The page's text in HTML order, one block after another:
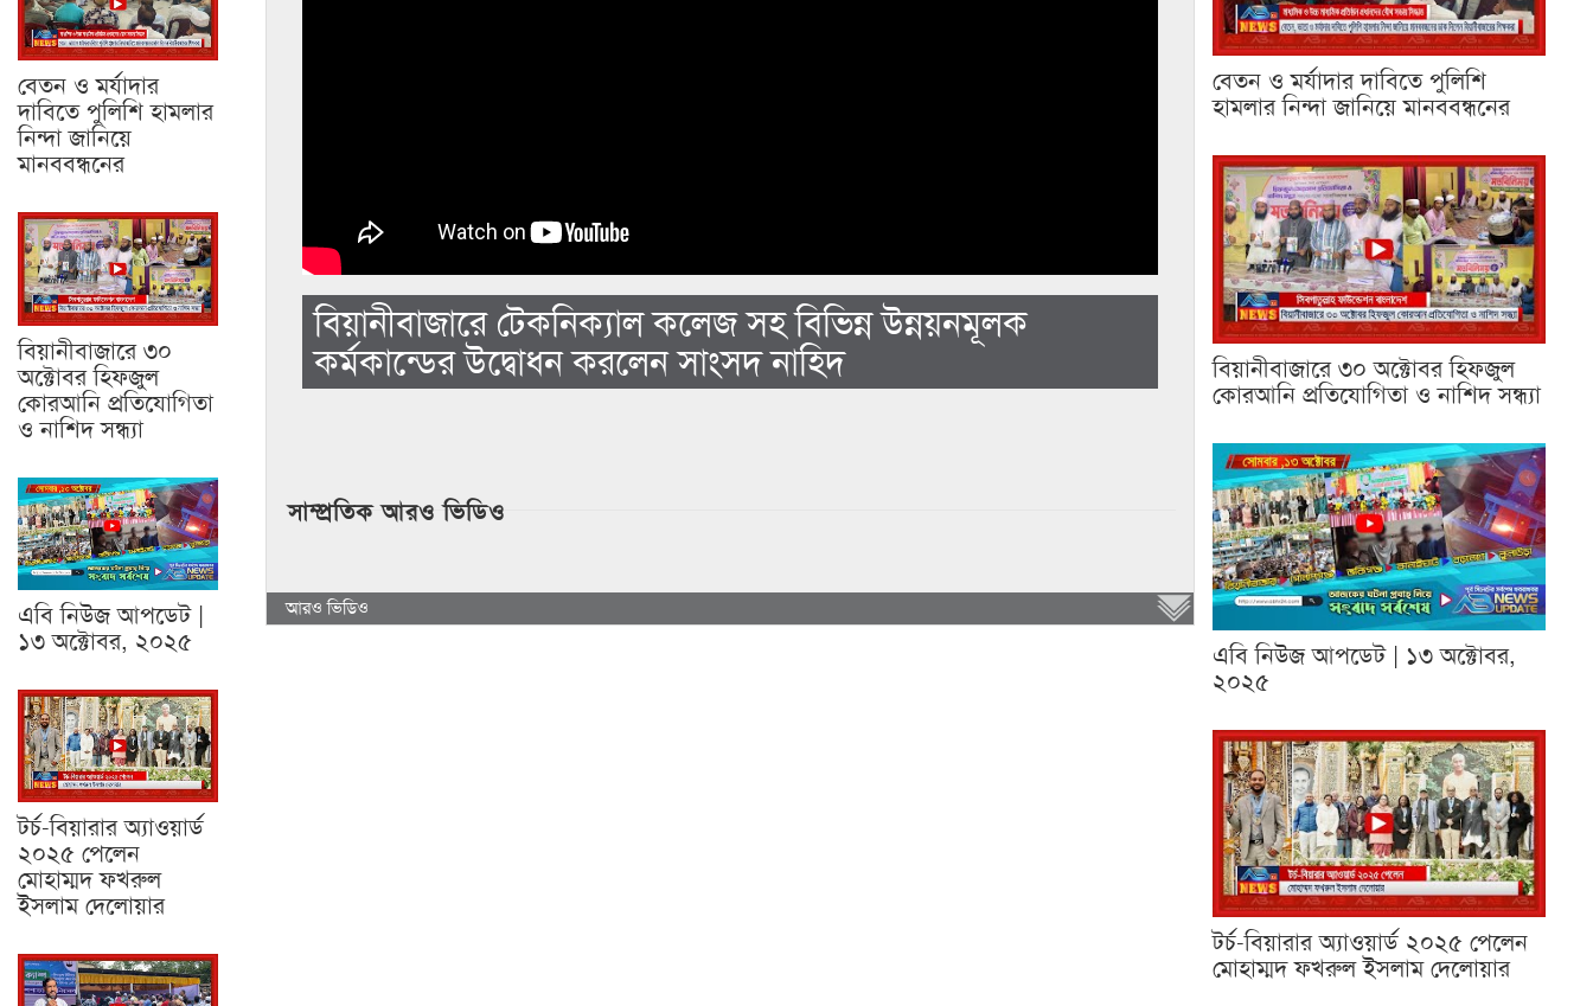
বেতন ও মর্যাদার
দাবিতে পুলিশি হামলার
নিন্দা জানিয়ে
মানববন্ধনের
বিয়ানীবাজারে ৩০
অক্টোবর হিফজুল
কোরআনি প্রতিযোগিতা
ও নাশিদ সন্ধ্যা
এবি নিউজ আপডেট |
১৩ অক্টোবর, ২০২৫
টর্চ-বিয়ারার অ্যাওয়ার্ড
২০২৫ পেলেন
মোহাম্মদ ফখরুল
ইসলাম দেলোয়ার
বিয়ানীবাজারে টেকনিক্যাল কলেজ সহ বিভিন্ন উন্নয়নমূলক
কর্মকান্ডের উদ্বোধন করলেন সাংসদ নাহিদ
সাম্প্রতিক আরও ভিডিও
আরও ভিডিও
বেতন ও মর্যাদার দাবিতে পুলিশি
হামলার নিন্দা জানিয়ে মানববন্ধনের
বিয়ানীবাজারে ৩০ অক্টোবর হিফজুল
কোরআনি প্রতিযোগিতা ও নাশিদ সন্ধ্যা
এবি নিউজ আপডেট | ১৩ অক্টোবর,
২০২৫
টর্চ-বিয়ারার অ্যাওয়ার্ড ২০২৫ পেলেন
মোহাম্মদ ফখরুল ইসলাম দেলোয়ার